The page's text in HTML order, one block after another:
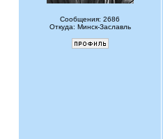
Сообщения: 2686
Откуда: Минск-Заславль